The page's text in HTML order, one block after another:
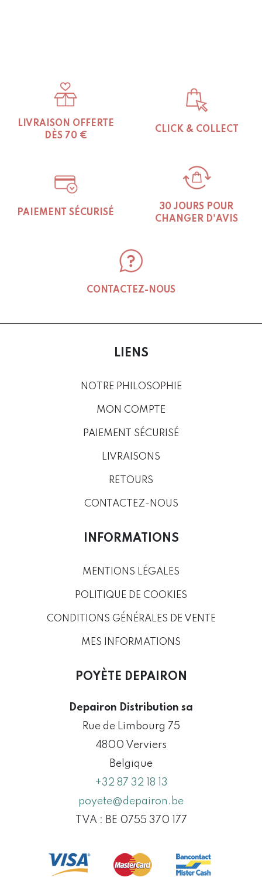
LIVRAISON OFFERTE
DÈS 70 €
CLICK & COLLECT
PAIEMENT SÉCURISÉ
30 JOURS POUR
CHANGER D'AVIS
CONTACTEZ-NOUS
LIENS
NOTRE PHILOSOPHIE
MON COMPTE
PAIEMENT SÉCURISÉ
LIVRAISONS
RETOURS
CONTACTEZ-NOUS
INFORMATIONS
MENTIONS LÉGALES
POLITIQUE DE COOKIES
CONDITIONS GÉNÉRALES DE VENTE
MES INFORMATIONS
POYÈTE DEPAIRON
Depairon Distribution sa
Rue de Limbourg 75
4800 Verviers
Belgique
+32 87 32 18 13
poyete@depairon.be
TVA : BE 0755 370 177